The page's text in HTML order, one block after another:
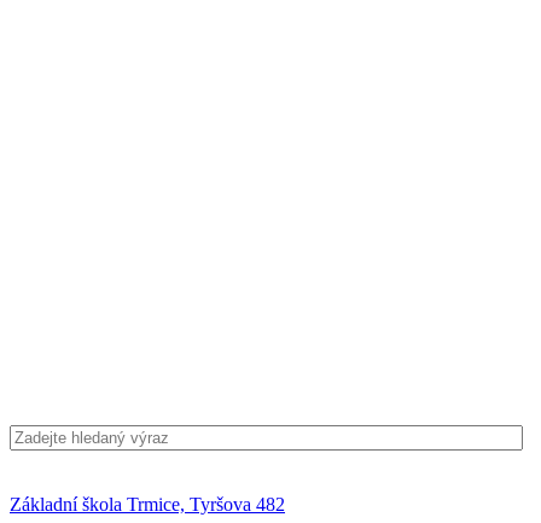
Základní škola Trmice, Tyršova 482